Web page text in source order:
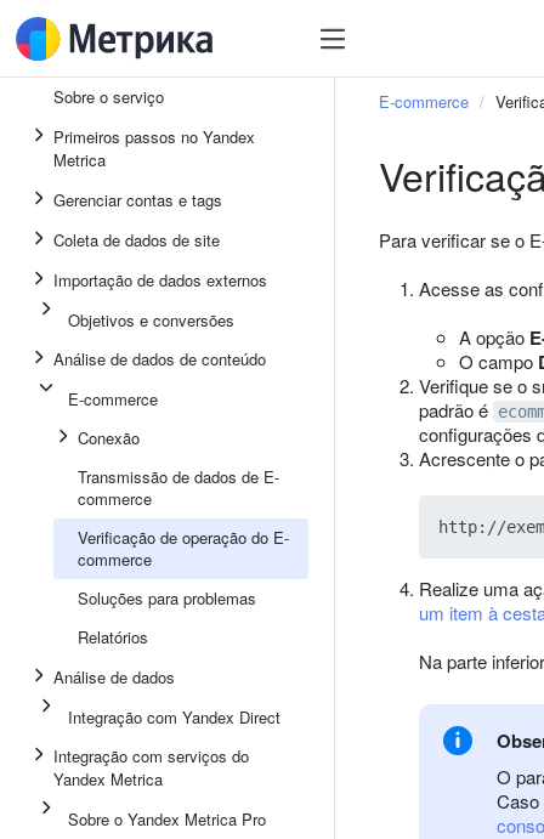
Sobre o serviço
Primeiros passos no Yandex
Metrica
Gerenciar contas e tags
Coleta de dados de site
Importação de dados externos
Objetivos e conversões
Análise de dados de conteúdo
E-commerce
Conexão
Transmissão de dados de E-
commerce
Verificação de operação do E-
commerce
Soluções para problemas
Relatórios
Análise de dados
Integração com Yandex Direct
Integração com serviços do
Yandex Metrica
Sobre o Yandex Metrica Pro
E-commerce
Para verificar se o
Acesse as
A opção
O campo
Verifique se o
padrão é
configurações
Acrescente o
Realize uma
um item à
Na parte
O
Caso